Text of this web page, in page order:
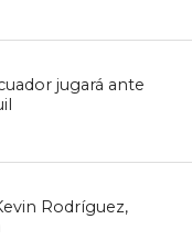
jugará ante
Rodríguez,